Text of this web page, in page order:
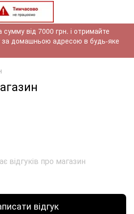
від 7000 грн. і отримайте
домашньою адресою в будь-яке
відгуків про магазин
відгук